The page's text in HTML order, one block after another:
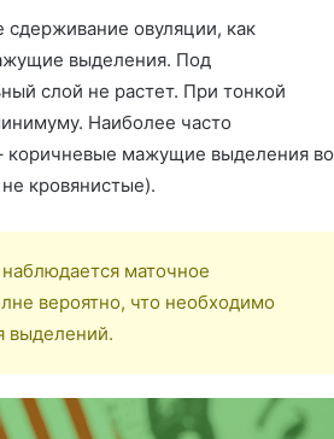
овуляции, как
выделения. Под
слой не растет. При тонкой
Наиболее часто
коричневые мажущие выделения во
кровянистые).
маточное
вероятно, что необходимо
выделений.